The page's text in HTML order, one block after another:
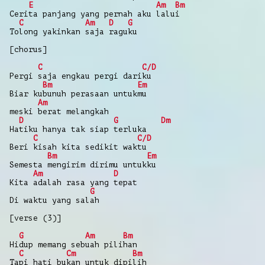
E
Am
Bm
Cerita panjang yang pernah aku lalui
C
Am D
G
Tolong yakinkan saja raguku
[chorus]
C
C/D
Pergi saja engkau pergi dariku
Bm
Em
Biar kubunuh perasaan untukmu
Am
meski berat melangkah
D
G
Dm
Hatiku hanya tak siap terluka
C
C/D
Beri kisah kita sedikit waktu
Bm
Em
Semesta mengirim dirimu untukku
Am
D
Kita adalah rasa yang tepat
G
Di waktu yang salah
[verse (3)]
G
Am
Bm
Hidup memang sebuah pilihan
C
Cm
Bm
Tapi hati bukan untuk dipilih